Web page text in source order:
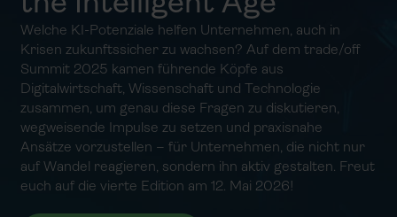
Welche KI-Potenziale helfen Unternehmen, auch in
Krisen zukunftssicher zu wachsen? Auf dem trade/off
Summit 2025 kamen führende Köpfe aus
Digitalwirtschaft, Wissenschaft und Technologie
zusammen, um genau diese Fragen zu diskutieren,
wegweisende Impulse zu setzen und praxisnahe
Ansätze vorzustellen – für Unternehmen, die nicht nur
auf Wandel reagieren, sondern ihn aktiv gestalten. Freut
euch auf die vierte Edition am 12. Mai 2026!